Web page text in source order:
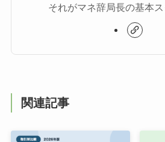
それがマネ辞局長の基本ス
関連記事